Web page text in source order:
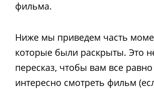
фильма.
Ниже мы приведем часть
которые были раскрыты. Это
пересказ, чтобы вам все
интересно смотреть фильм